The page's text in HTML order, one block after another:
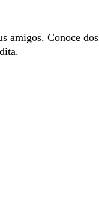
amigos. Conoce dos